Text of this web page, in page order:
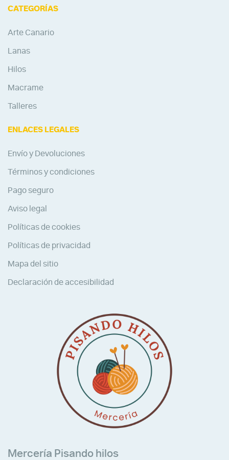
CATEGORÍAS
Arte Canario
Lanas
Hilos
Macrame
Talleres
ENLACES LEGALES
Envío y Devoluciones
Términos y condiciones
Pago seguro
Aviso legal
Políticas de cookies
Políticas de privacidad
Mapa del sitio
Declaración de accesibilidad
Mercería Pisando hilos